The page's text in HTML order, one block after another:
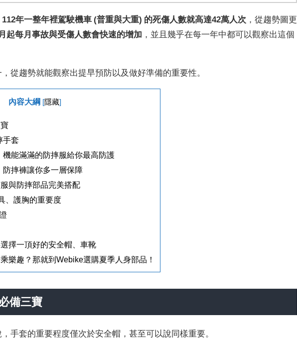
112年一整年裡駕駛機車 (普重與大重) 的死傷人數就高達42萬人次 ，從趨勢圖更
起每月事故與受傷人數會快速的增加 ，並且幾乎在每一年中都可以觀察出這個
從趨勢就能觀察出提早預防以及做好準備的重要性。
內容大綱 隱藏]
手套
機能滿滿的防摔服給你最高防護
防摔褲讓你多一層保障
與防摔部品完美搭配
、護胸的重要度
擇一頂好的安全帽、車靴
樂趣？那就到Webike選購夏季人身部品！
備三寶
手套的重要程度僅次於安全帽，甚至可以說同樣重要。